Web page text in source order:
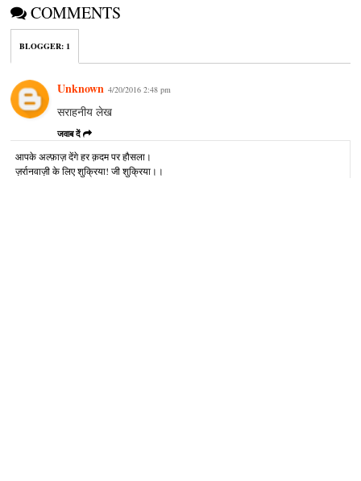
COMMENTS
BLOGGER:1
Unknown 4/20/2016 2:48 pm
सराहनीय लेख
जवाब दें
आपके अल्‍फ़ाज़ देंगे हर क़दम पर हौसला।
ज़र्रानवाज़ी के लिए शुक्रिया! जी शुक्रिया।।